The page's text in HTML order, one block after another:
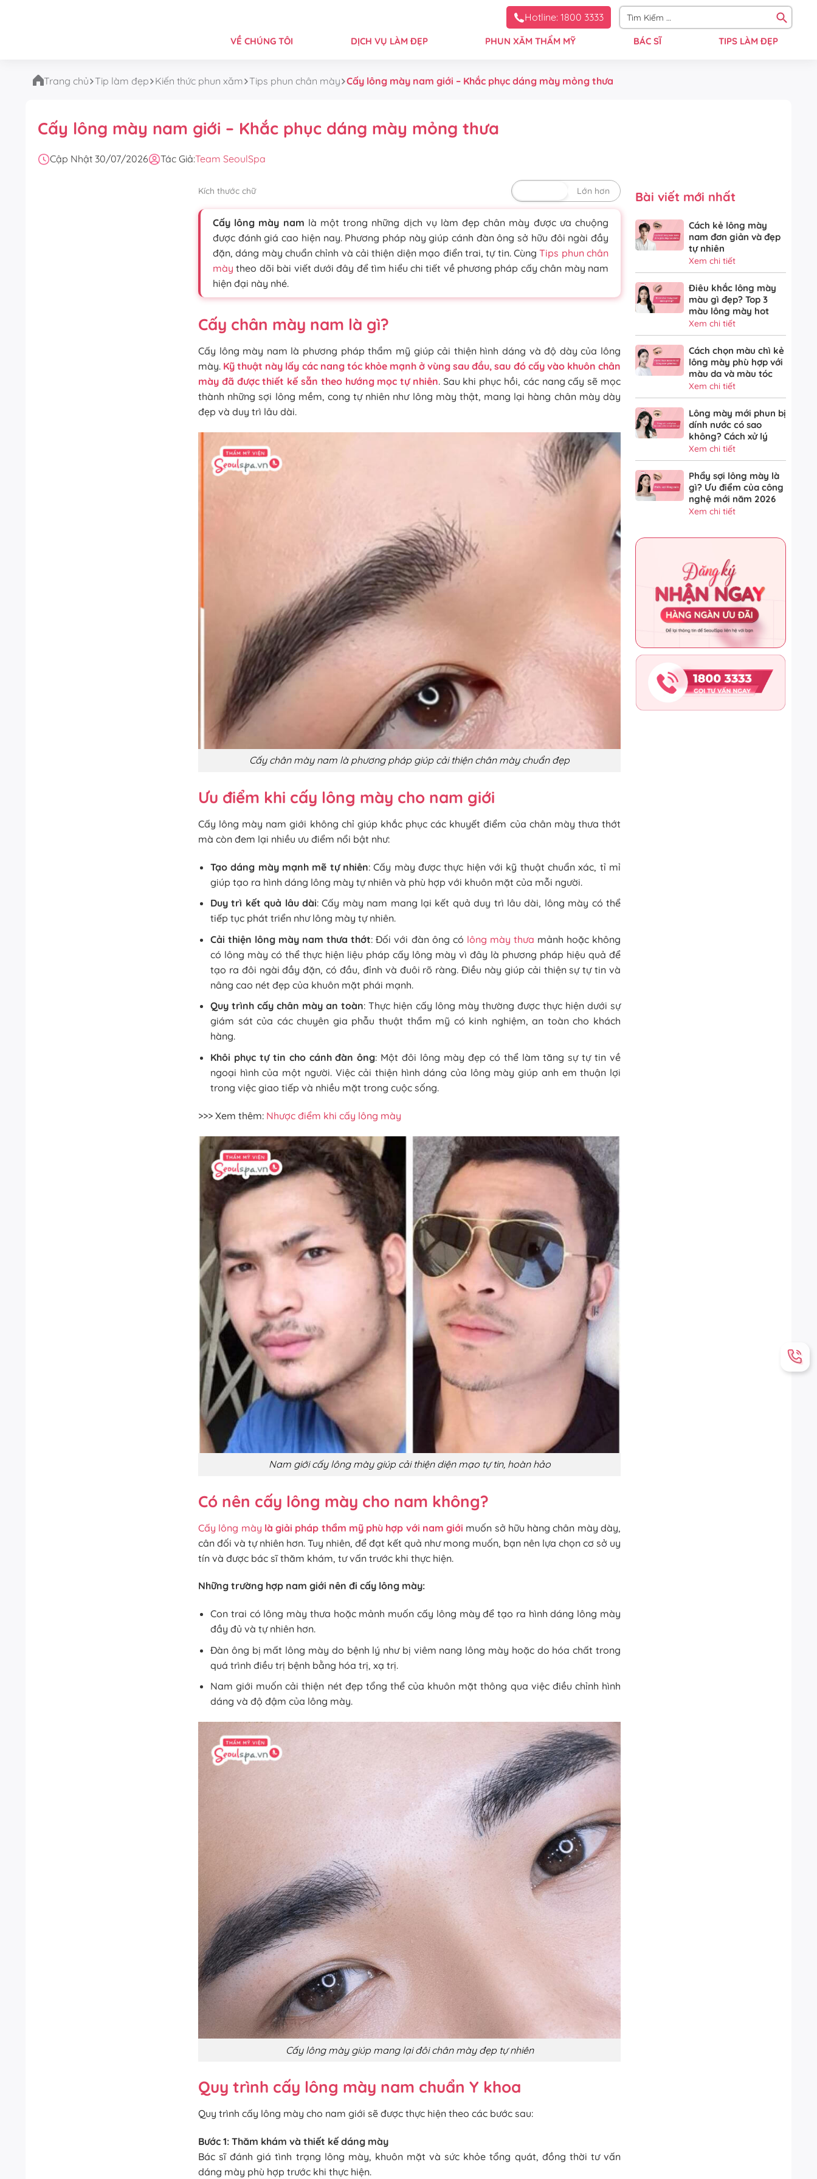
Hotline: 1800 3333
VỀ CHÚNG TÔI DỊCH VỤ LÀM ĐẸP PHUN XĂM THẨM MỸ BÁC SĨ TIPS LÀM ĐẸP
Trang chủ Tip làm đẹp Kiến thức phun xăm Tips phun chân mày Cấy lông mày nam giới – Khắc phục dáng mày mỏng thưa
Cấy lông mày nam giới – Khắc phục dáng mày mỏng thưa
Cập Nhật 30/07/2026 Tác Giả:Team SeoulSpa
Kích thước chữ Lớn hơn
Cấy lông mày nam là một trong những dịch vụ làm đẹp chân mày được ưa chuộng
được đánh giá cao hiện nay. Phương pháp này giúp cánh đàn ông sở hữu đôi ngài đầy
đặn, dáng mày chuẩn chỉnh và cải thiện diện mạo điển trai, tự tin. CùngTips phun chân
mày theo dõi bài viết dưới đây để tìm hiểu chi tiết về phương pháp cấy chân mày nam
hiện đại này nhé.
Cấy chân mày nam là gì?
Cấy lông mày nam là phương pháp thẩm mỹ giúp cải thiện hình dáng và độ dày của lông
mày. Kỹ thuật này lấy các nang tóc khỏe mạnh ở vùng sau đầu, sau đó cấy vào khuôn chân
mày đã được thiết kế sẵn theo hướng mọc tự nhiên. Sau khi phục hồi, các nang cấy sẽ mọc
thành những sợi lông mềm, cong tự nhiên như lông mày thật, mang lại hàng chân mày dày
đẹp và duy trì lâu dài.
Cấy chân mày nam là phương pháp giúp cải thiện chân mày chuẩn đẹp
Ưu điểm khi cấy lông mày cho nam giới
Cấy lông mày nam giới không chỉ giúp khắc phục các khuyết điểm của chân mày thưa thớt
mà còn đem lại nhiều ưu điểm nổi bật như:
Tạo dáng mày mạnh mẽ tự nhiên: Cấy mày được thực hiện với kỹ thuật chuẩn xác, tỉ mỉ
giúp tạo ra hình dáng lông mày tự nhiên và phù hợp với khuôn mặt của mỗi người.
Duy trì kết quả lâu dài: Cấy mày nam mang lại kết quả duy trì lâu dài, lông mày có thể
tiếp tục phát triển như lông mày tự nhiên.
Cải thiện lông mày nam thưa thớt: Đối với đàn ông có lông mày thưa mảnh hoặc không
có lông mày có thể thực hiện liệu pháp cấy lông mày vì đây là phương pháp hiệu quả để
tạo ra đôi ngài đầy đặn, có đầu, đỉnh và đuôi rõ ràng. Điều này giúp cải thiện sự tự tin và
nâng cao nét đẹp của khuôn mặt phái mạnh.
Quy trình cấy chân mày an toàn: Thực hiện cấy lông mày thường được thực hiện dưới sự
giám sát của các chuyên gia phẫu thuật thẩm mỹ có kinh nghiệm, an toàn cho khách
hàng.
Khôi phục tự tin cho cánh đàn ông: Một đôi lông mày đẹp có thể làm tăng sự tự tin về
ngoại hình của một người. Việc cải thiện hình dáng của lông mày giúp anh em thuận lợi
trong việc giao tiếp và nhiều mặt trong cuộc sống.
>>> Xem thêm: Nhược điểm khi cấy lông mày
Nam giới cấy lông mày giúp cải thiện diện mạo tự tin, hoàn hảo
Có nên cấy lông mày cho nam không?
Cấy lông mày là giải pháp thẩm mỹ phù hợp với nam giới muốn sở hữu hàng chân mày dày,
cân đối và tự nhiên hơn. Tuy nhiên, để đạt kết quả như mong muốn, bạn nên lựa chọn cơ sở uy
tín và được bác sĩ thăm khám, tư vấn trước khi thực hiện.
Những trường hợp nam giới nên đi cấy lông mày:
Con trai có lông mày thưa hoặc mảnh muốn cấy lông mày để tạo ra hình dáng lông mày
đầy đủ và tự nhiên hơn.
Đàn ông bị mất lông mày do bệnh lý như bị viêm nang lông mày hoặc do hóa chất trong
quá trình điều trị bệnh bằng hóa trị, xạ trị.
Nam giới muốn cải thiện nét đẹp tổng thể của khuôn mặt thông qua việc điều chỉnh hình
dáng và độ đậm của lông mày.
Cấy lông mày giúp mang lại đôi chân mày đẹp tự nhiên
Quy trình cấy lông mày nam chuẩn Y khoa
Quy trình cấy lông mày cho nam giới sẽ được thực hiện theo các bước sau:
Bước 1: Thăm khám và thiết kế dáng mày
Bác sĩ đánh giá tình trạng lông mày, khuôn mặt và sức khỏe tổng quát, đồng thời tư vấn
dáng mày phù hợp trước khi thực hiện.
Bài viết mới nhất
Cách kẻ lông mày
nam đơn giản và đẹp
tự nhiên
Xem chi tiết
Điêu khắc lông mày
màu gì đẹp? Top 3
màu lông mày hot
Xem chi tiết
Cách chọn màu chì kẻ
lông mày phù hợp với
màu da và màu tóc
Xem chi tiết
Lông mày mới phun bị
dính nước có sao
không? Cách xử lý
Xem chi tiết
Phẩy sợi lông mày là
gì? Ưu điểm của công
nghệ mới năm 2026
Xem chi tiết